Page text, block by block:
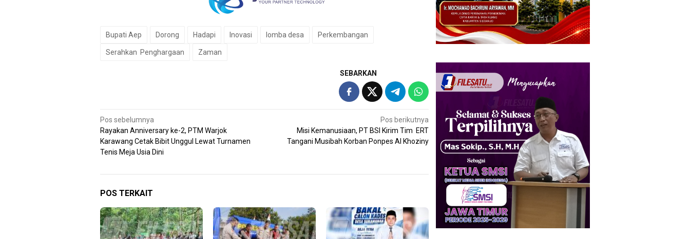
Bupati Aep Dorong Hadapi Inovasi lomba desa Perkembangan
Serahkan Penghargaan Zaman
SEBARKAN
Navigasi
pos
Pos sebelumnya
Rayakan Anniversary ke-2, PTM Warjok
Karawang Cetak Bibit Unggul Lewat Turnamen
Tenis Meja Usia Dini
Pos berikutnya
Misi Kemanusiaan, PT BSI Kirim Tim ERT
Tangani Musibah Korban Ponpes Al Khoziny
POS TERKAIT